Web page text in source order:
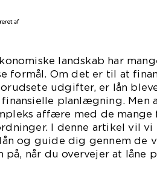
landskab har
formål. Om det er til at
udgifter, er lån
finansielle planlægning. Men
affære med de mange
I denne artikel vil
og guide dig gennem de
når du overvejer at låne